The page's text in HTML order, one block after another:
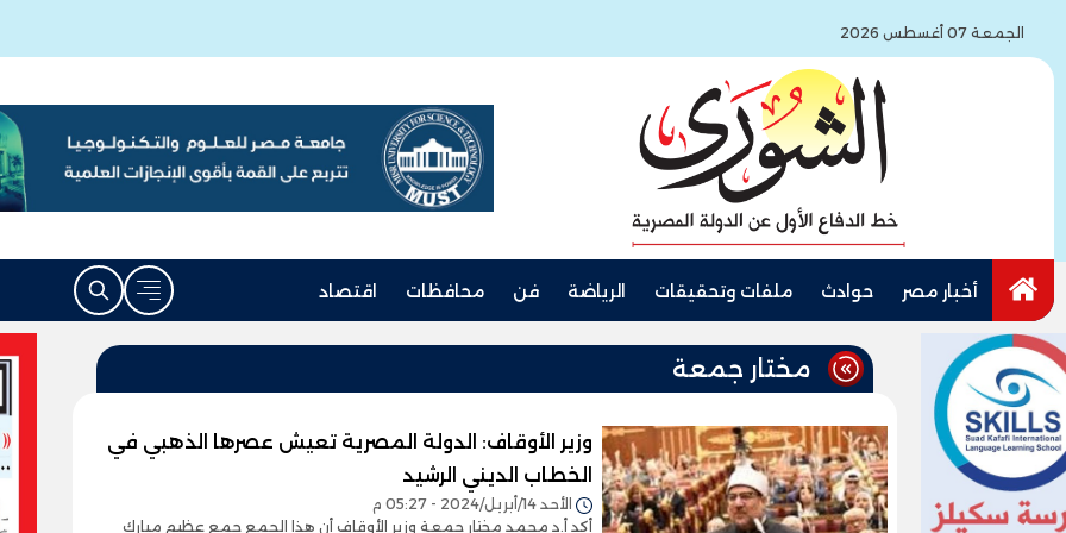
الجمعة 07 أغسطس 2026
أخبار مصر حوادث ملفات وتحقيقات الرياضة فن محافظات اقتصاد
مختار جمعة
وزير الأوقاف: الدولة المصرية تعيش عصرها الذهبي في
الخطاب الديني الرشيد
الأحد 14/أبريل/2024 - 05:27 م
أكد أ.د محمد مختار جمعة وزير الأوقاف أن هذا الجمع جمع عظيم مبارك